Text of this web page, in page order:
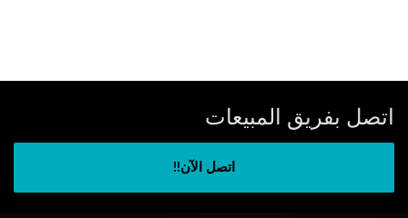
اتصل بفريق المبيعات
اتصل الآن!!